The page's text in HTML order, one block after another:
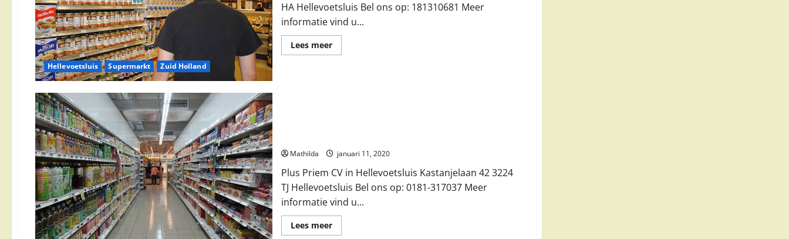
Hellevoetsluis Supermarkt Zuid Holland
HA Hellevoetsluis Bel ons op: 181310681 Meer
informatie vind u...
Lees meerLees
meer
Mathilda januari 11, 2020
Plus Priem CV in Hellevoetsluis Kastanjelaan 42 3224
TJ Hellevoetsluis Bel ons op: 0181-317037 Meer
informatie vind u...
Lees meerLees
meer